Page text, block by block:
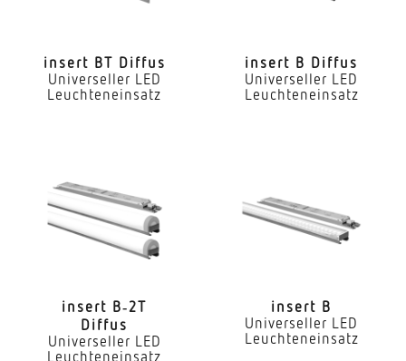
Farbtemperatur
3000 K
Geeignet für Lichtbandkonfiguration
geeignet für Durchgangsverdrahtung
Leuchtmittel
insert BT Diffus
Universeller LED
Leuchteneinsatz
insert B Diffus
Universeller LED
Leuchteneinsatz
insert B‑2T
Diffus
Universeller LED
Leuchteneinsatz
insert B
Universeller LED
Leuchteneinsatz